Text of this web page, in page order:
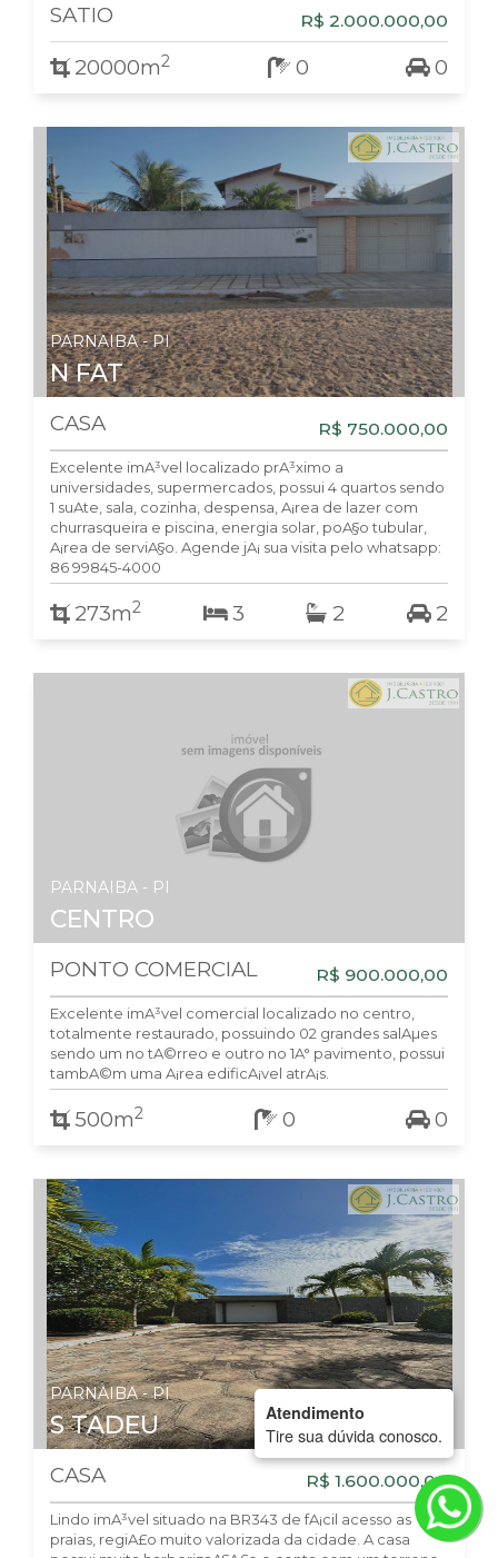
SATIO R$ 2.000.000,00
20000m2 0 0
PARNAIBA - PI
N FAT
CASA R$ 750.000,00
Excelente imA³vel localizado prA³ximo a
universidades, supermercados, possui 4 quartos sendo
1 suA­te, sala, cozinha, despensa, A¡rea de lazer com
churrasqueira e piscina, energia solar, poA§o tubular,
A¡rea de serviA§o. Agende jA¡ sua visita pelo whatsapp:
86 99845-4000
273m2 3 2 2
PARNAIBA - PI
CENTRO
PONTO COMERCIAL R$ 900.000,00
Excelente imA³vel comercial localizado no centro,
totalmente restaurado, possuindo 02 grandes salAµes
sendo um no tA©rreo e outro no 1A° pavimento, possui
tambA©m uma A¡rea edificA¡vel atrA¡s.
500m2 0 0
PARNAIBA - PI
S TADEU
CASA R$ 1.600.000,00
Lindo imA³vel situado na BR343 de fA¡cil acesso as
praias, regiA£o muito valorizada da cidade. A casa
Atendimento
Tire sua dúvida conosco.